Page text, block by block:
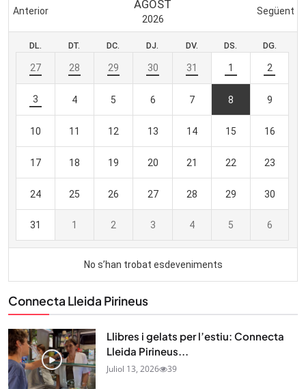
Connecta Lleida Pirineus
Llibres i gelats per l’estiu: Connecta
Lleida Pirineus...
Juliol 13, 2026 39